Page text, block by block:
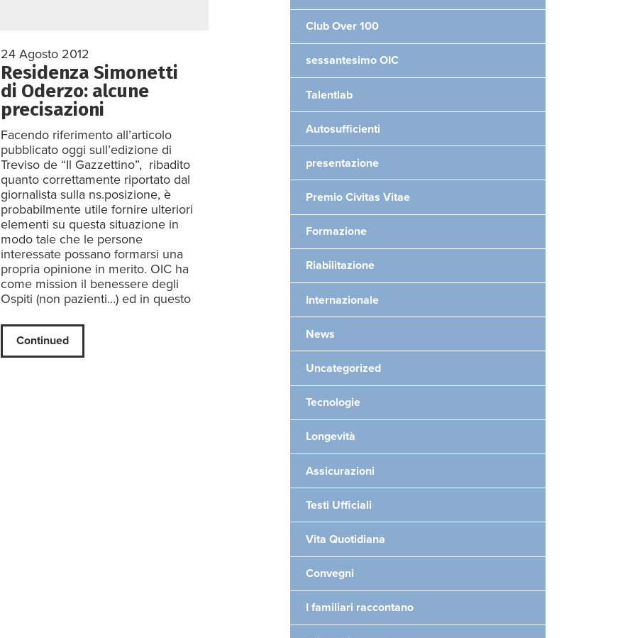
24 Agosto 2012
Residenza Simonetti
di Oderzo: alcune
precisazioni
Facendo riferimento all’articolo
pubblicato oggi sull’edizione di
Treviso de “Il Gazzettino”, ribadito
quanto correttamente riportato dal
giornalista sulla ns.posizione, è
probabilmente utile fornire ulteriori
elementi su questa situazione in
modo tale che le persone
interessate possano formarsi una
propria opinione in merito. OIC ha
come mission il benessere degli
Ospiti (non pazienti…) ed in questo
Continued
Club Over 100
sessantesimo OIC
Talentlab
Autosufficienti
presentazione
Premio Civitas Vitae
Formazione
Riabilitazione
Internazionale
News
Uncategorized
Tecnologie
Longevità
Assicurazioni
Testi Ufficiali
Vita Quotidiana
Convegni
I familiari raccontano